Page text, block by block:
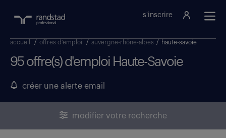
s'inscrire
accueil / offres d'emploi / auvergne-rhône-alpes / haute-savoie
95 offre(s) d'emploi Haute-Savoie
créer une alerte email
modifier votre recherche